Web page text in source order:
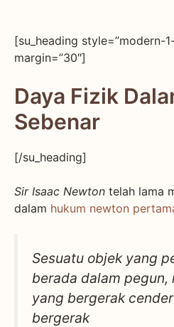
[su_heading style=”modern-
margin=”30″]
Daya Fizik
Sebenar
[/su_heading]
Sir Isaac Newton telah lama
dalam hukum newton
Sesuatu objek yang
berada dalam pegun,
yang bergerak
bergerak